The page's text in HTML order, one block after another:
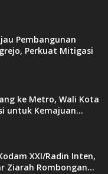
Pembangunan
Perkuat Mitigasi
ke Metro, Wali Kota
untuk Kemajuan...
XXI/Radin Inten,
Ziarah Rombongan...